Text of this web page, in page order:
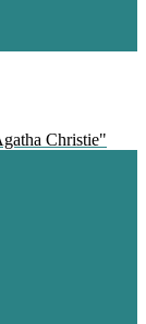
Christie"